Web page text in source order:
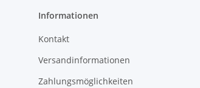
Informationen
Kontakt
Versandinformationen
Zahlungsmöglichkeiten